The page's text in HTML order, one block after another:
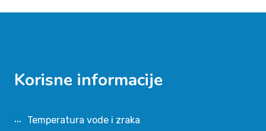
Korisne informacije
Temperatura vode i zraka